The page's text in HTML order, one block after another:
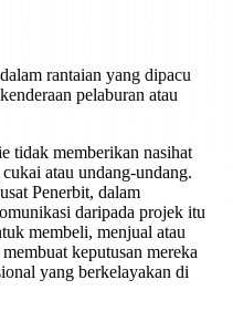
rantaian yang dipacu
pelaburan atau
tidak memberikan nasihat
atau undang-undang.
Penerbit, dalam
daripada projek itu
membeli, menjual atau
keputusan mereka
yang berkelayakan di